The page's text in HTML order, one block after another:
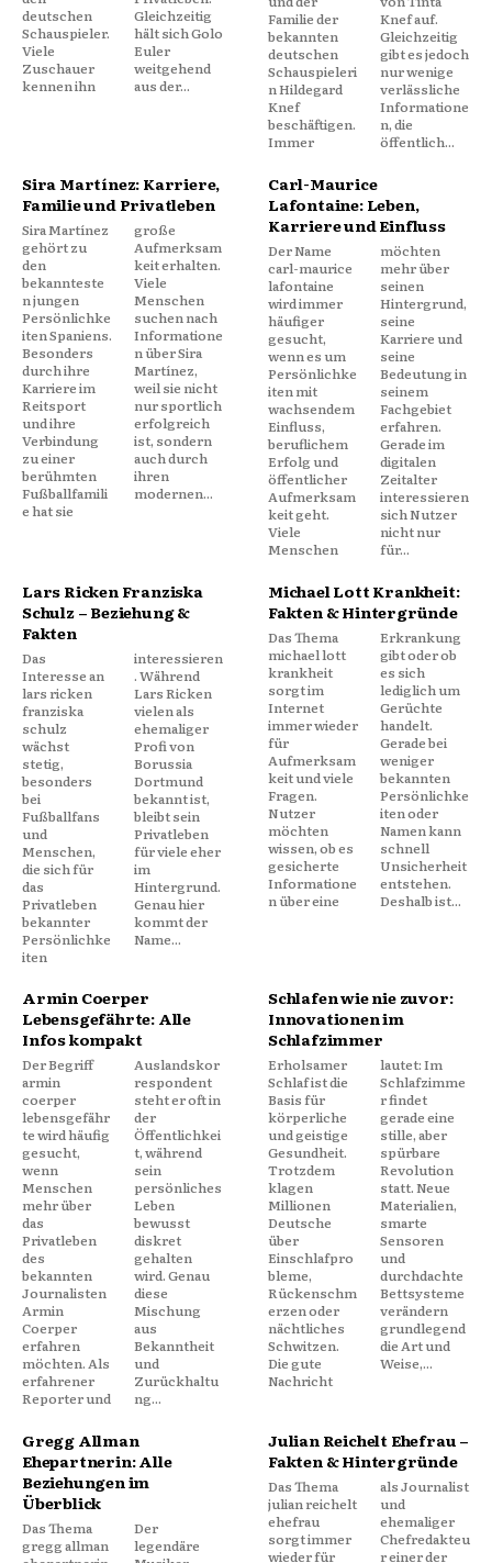
deutschen
Schauspieler.
Viele
Zuschauer
kennen ihn
Gleichzeitig
hält sich Golo
Euler
weitgehend
aus der...
Familie der
bekannten
deutschen
Schauspieleri
n Hildegard
Knef
beschäftigen.
Immer
Knef auf.
Gleichzeitig
gibt es jedoch
nur wenige
verlässliche
Informatione
n, die
öffentlich...
Sira Martínez: Karriere,
Familie und Privatleben
Sira Martínez
gehört zu
den
bekannteste
n jungen
Persönlichke
iten Spaniens.
Besonders
durch ihre
Karriere im
Reitsport
und ihre
Verbindung
zu einer
berühmten
Fußballfamili
e hat sie
große
Aufmerksam
keit erhalten.
Viele
Menschen
suchen nach
Informatione
n über Sira
Martínez,
weil sie nicht
nur sportlich
erfolgreich
ist, sondern
auch durch
ihren
modernen...
Carl-Maurice
Lafontaine: Leben,
Karriere und Einfluss
Der Name
carl-maurice
lafontaine
wird immer
häufiger
gesucht,
wenn es um
Persönlichke
iten mit
wachsendem
Einfluss,
beruflichem
Erfolg und
öffentlicher
Aufmerksam
keit geht.
Viele
Menschen
möchten
mehr über
seinen
Hintergrund,
seine
Karriere und
seine
Bedeutung in
seinem
Fachgebiet
erfahren.
Gerade im
digitalen
Zeitalter
interessieren
sich Nutzer
nicht nur
für...
Lars Ricken Franziska
Schulz – Beziehung &
Fakten
Das
Interesse an
lars ricken
franziska
schulz
wächst
stetig,
besonders
bei
Fußballfans
und
Menschen,
die sich für
das
Privatleben
bekannter
Persönlichke
iten
interessieren
. Während
Lars Ricken
vielen als
ehemaliger
Profi von
Borussia
Dortmund
bekannt ist,
bleibt sein
Privatleben
für viele eher
im
Hintergrund.
Genau hier
kommt der
Name...
Michael Lott Krankheit:
Fakten & Hintergründe
Das Thema
michael lott
krankheit
sorgt im
Internet
immer wieder
für
Aufmerksam
keit und viele
Fragen.
Nutzer
möchten
wissen, ob es
gesicherte
Informatione
n über eine
Erkrankung
gibt oder ob
es sich
lediglich um
Gerüchte
handelt.
Gerade bei
weniger
bekannten
Persönlichke
iten oder
Namen kann
schnell
Unsicherheit
entstehen.
Deshalb ist...
Armin Coerper
Lebensgefährte: Alle
Infos kompakt
Der Begriff
armin
coerper
lebensgefähr
te wird häufig
gesucht,
wenn
Menschen
mehr über
das
Privatleben
des
bekannten
Journalisten
Armin
Coerper
erfahren
möchten. Als
erfahrener
Reporter und
Auslandskor
respondent
steht er oft in
der
Öffentlichkei
t, während
sein
persönliches
Leben
bewusst
diskret
gehalten
wird. Genau
diese
Mischung
aus
Bekanntheit
und
Zurückhaltu
ng...
Schlafen wie nie zuvor:
Innovationen im
Schlafzimmer
Erholsamer
Schlaf ist die
Basis für
körperliche
und geistige
Gesundheit.
Trotzdem
klagen
Millionen
Deutsche
über
Einschlafpro
bleme,
Rückenschm
erzen oder
nächtliches
Schwitzen.
Die gute
Nachricht
lautet: Im
Schlafzimme
r findet
gerade eine
stille, aber
spürbare
Revolution
statt. Neue
Materialien,
smarte
Sensoren
und
durchdachte
Bettsysteme
verändern
grundlegend
die Art und
Weise,...
Gregg Allman
Ehepartnerin: Alle
Beziehungen im
Überblick
Das Thema
gregg allman
Der
legendäre
Julian Reichelt Ehefrau –
Fakten & Hintergründe
Das Thema
julian reichelt
ehefrau
sorgt immer
wieder für
als Journalist
und
ehemaliger
Chefredakteu
r einer der